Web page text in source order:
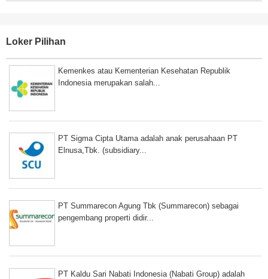
Loker Pilihan
Kemenkes atau Kementerian Kesehatan Republik
Indonesia merupakan salah...
PT Sigma Cipta Utama adalah anak perusahaan PT
Elnusa,Tbk. (subsidiary...
PT Summarecon Agung Tbk (Summarecon) sebagai
pengembang properti didir...
PT Kaldu Sari Nabati Indonesia (Nabati Group) adalah